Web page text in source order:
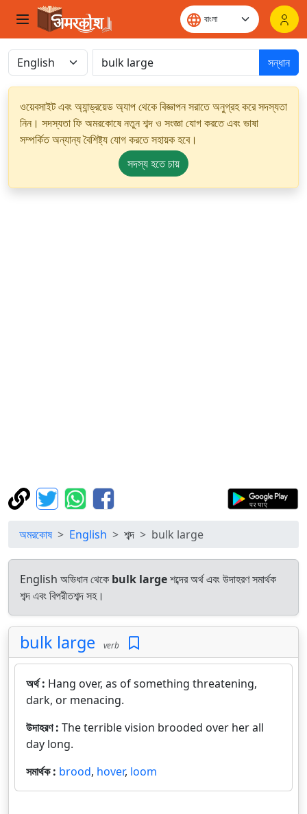
সন্ধান
ওয়েবসাইট এবং অ্যান্ড্রয়েড অ্যাপ থেকে বিজ্ঞাপন সরাতে অনুগ্রহ করে সদস্যতা
নিন। সদস্যতা ফি অমরকোষে নতুন শব্দ ও সংজ্ঞা যোগ করতে এবং ভাষা
সম্পর্কিত অন্যান্য বৈশিষ্ট্য যোগ করতে সহায়ক হবে।
সদস্য হতে চায়
অমরকোষ English শব্দ bulk large
English অভিধান থেকে bulk largeশব্দের অর্থ এবং উদাহরণ সমার্থক
শব্দ এবং বিপরীতশব্দ সহ।
bulk large verb
অর্থ : Hang over, as of something threatening,
dark, or menacing.
উদাহরণ : The terrible vision brooded over her all
day long.
সমার্থক : brood, hover, loom